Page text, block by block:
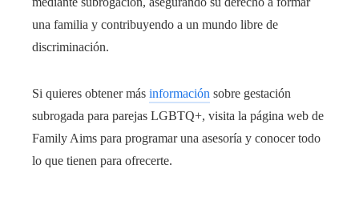
una familia y contribuyendo a un mundo libre de
discriminación.
Si quieres obtener más información sobre gestación
subrogada para parejas LGBTQ+, visita la página web de
Family Aims para programar una asesoría y conocer todo
lo que tienen para ofrecerte.